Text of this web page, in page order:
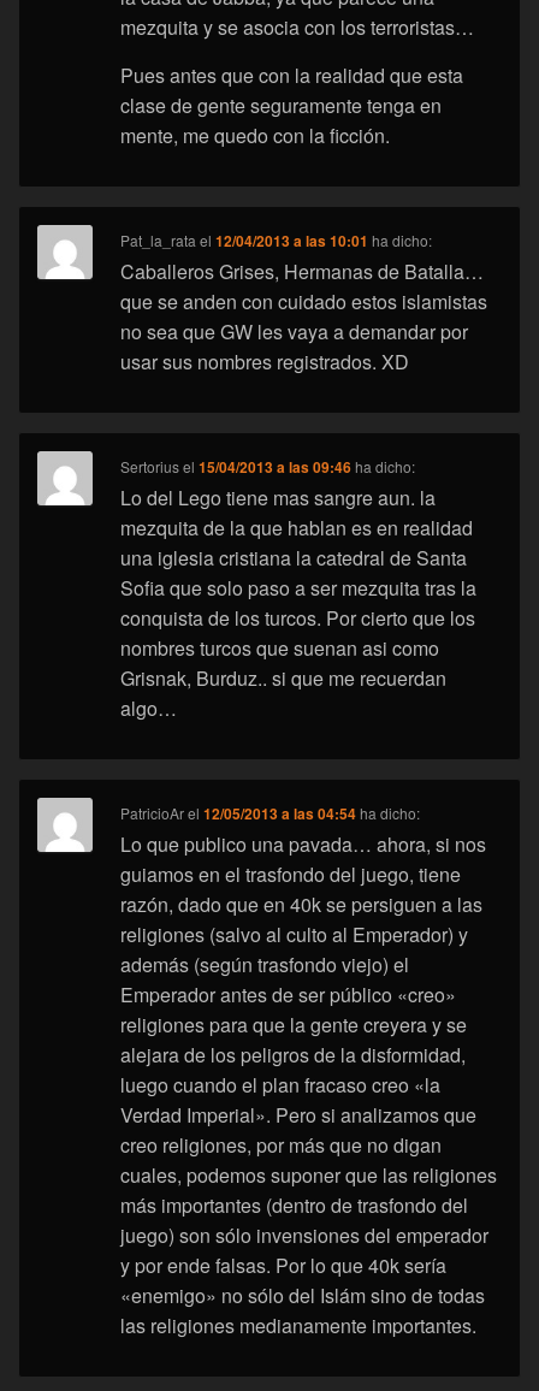
mezquita y se asocia con los terroristas…
Pues antes que con la realidad que esta
clase de gente seguramente tenga en
mente, me quedo con la ficción.
Pat_la_rata el12/04/2013 a las 10:01 ha dicho:
Caballeros Grises, Hermanas de Batalla…
que se anden con cuidado estos islamistas
no sea que GW les vaya a demandar por
usar sus nombres registrados. XD
Sertoriusel15/04/2013 a las 09:46 ha dicho:
Lo del Lego tiene mas sangre aun. la
mezquita de la que hablan es en realidad
una iglesia cristiana la catedral de Santa
Sofia que solo paso a ser mezquita tras la
conquista de los turcos. Por cierto que los
nombres turcos que suenan asi como
Grisnak, Burduz.. si que me recuerdan
algo…
PatricioArel12/05/2013 a las 04:54 ha dicho:
Lo que publico una pavada… ahora, si nos
guiamos en el trasfondo del juego, tiene
razón, dado que en 40k se persiguen a las
religiones (salvo al culto al Emperador) y
además (según trasfondo viejo) el
Emperador antes de ser público «creo»
religiones para que la gente creyera y se
alejara de los peligros de la disformidad,
luego cuando el plan fracaso creo «la
Verdad Imperial». Pero si analizamos que
creo religiones, por más que no digan
cuales, podemos suponer que las religiones
más importantes (dentro de trasfondo del
juego) son sólo invensiones del emperador
y por ende falsas. Por lo que 40k sería
«enemigo» no sólo del Islám sino de todas
las religiones medianamente importantes.